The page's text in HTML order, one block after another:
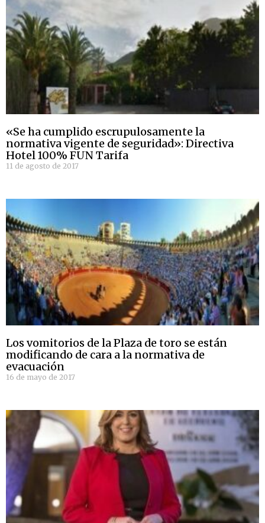
«Se ha cumplido escrupulosamente la
normativa vigente de seguridad»: Directiva
Hotel 100% FUN Tarifa
11 de agosto de 2017
Los vomitorios de la Plaza de toro se están
modificando de cara a la normativa de
evacuación
16 de mayo de 2017